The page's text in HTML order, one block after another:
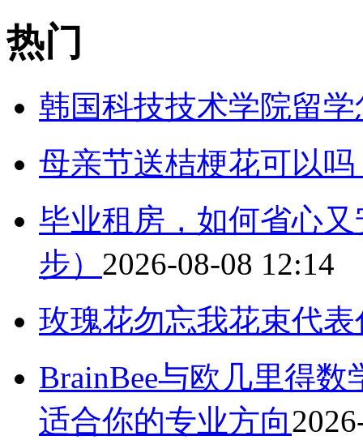
热门
韩国科技技术学院留
母亲节送桔梗花可以吗
毕业租房，如何省心
步） 2026-08-08 12:14
玫瑰花勿忘我花束代
BrainBee与欧几里得
适合你的专业方向